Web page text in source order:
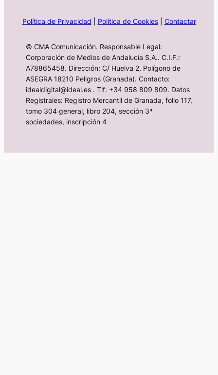
Política de Privacidad Política de Cookies| Contactar
© CMA Comunicación. Responsable Legal:
Corporación de Medios de Andalucía S.A.. C.I.F.:
A78865458. Dirección: C/ Huelva 2, Polígono de
ASEGRA 18210 Peligros (Granada). Contacto:
idealdigital@ideal.es . Tlf: +34 958 809 809. Datos
Registrales: Registro Mercantil de Granada, folio 117,
tomo 304 general, libro 204, sección 3ª
sociedades, inscripción 4